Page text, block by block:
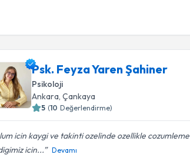
Psk. Feyza Yaren Şahiner
Psikoloji
Ankara , Çankaya
5 (10 Değerlendirme)
icin kaygi ve takinti ozelinde ozellikle cozumleme
icin...
Devamı